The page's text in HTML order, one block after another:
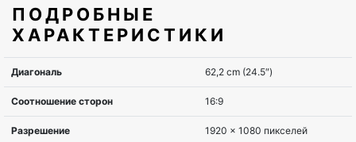
ПОДРОБНЫЕ
ХАРАКТЕРИСТИКИ